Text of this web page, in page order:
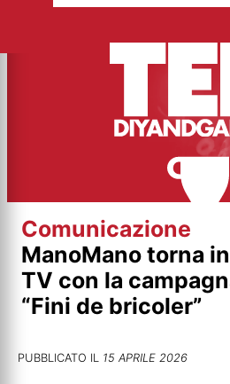
contenuto
Comunicazione
ManoMano torna in
TV con la
“Fini de bricoler”
PUBBLICATO IL 15 APRILE 2026